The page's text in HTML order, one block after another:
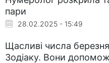
пари
28.02.2025 - 15:49
Щасливі числа
Зодіаку. Вони